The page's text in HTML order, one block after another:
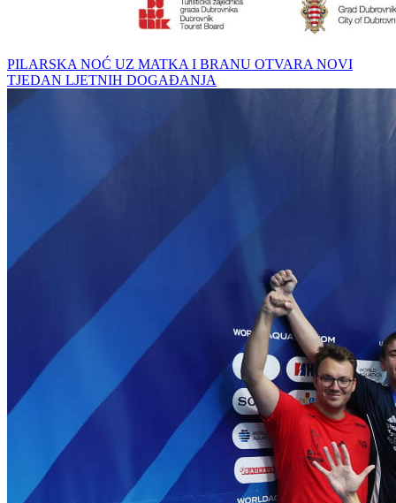
PILARSKA NOĆ UZ MATKA I BRANU OTVARA NOVI
TJEDAN LJETNIH DOGAĐANJA